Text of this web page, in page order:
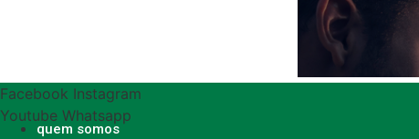
Facebook Instagram
Youtube Whatsapp
quem somos